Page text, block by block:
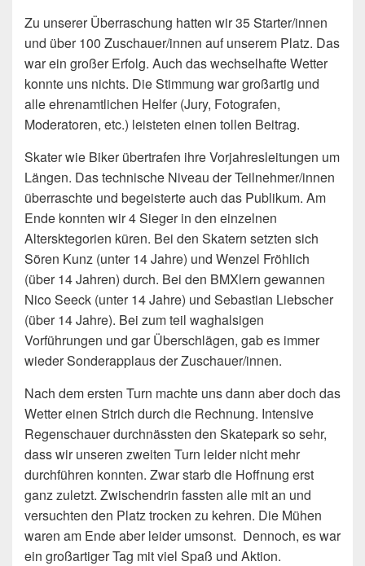
Zu unserer Überraschung hatten wir 35 Starter/innen
und über 100 Zuschauer/innen auf unserem Platz. Das
war ein großer Erfolg. Auch das wechselhafte Wetter
konnte uns nichts. Die Stimmung war großartig und
alle ehrenamtlichen Helfer (Jury, Fotografen,
Moderatoren, etc.) leisteten einen tollen Beitrag.
Skater wie Biker übertrafen ihre Vorjahresleitungen um
Längen. Das technische Niveau der Teilnehmer/innen
überraschte und begeisterte auch das Publikum. Am
Ende konnten wir 4 Sieger in den einzelnen
Altersktegorien küren. Bei den Skatern setzten sich
Sören Kunz (unter 14 Jahre) und Wenzel Fröhlich
(über 14 Jahren) durch. Bei den BMXlern gewannen
Nico Seeck (unter 14 Jahre) und Sebastian Liebscher
(über 14 Jahre). Bei zum teil waghalsigen
Vorführungen und gar Überschlägen, gab es immer
wieder Sonderapplaus der Zuschauer/innen.
Nach dem ersten Turn machte uns dann aber doch das
Wetter einen Strich durch die Rechnung. Intensive
Regenschauer durchnässten den Skatepark so sehr,
dass wir unseren zweiten Turn leider nicht mehr
durchführen konnten. Zwar starb die Hoffnung erst
ganz zuletzt. Zwischendrin fassten alle mit an und
versuchten den Platz trocken zu kehren. Die Mühen
waren am Ende aber leider umsonst. Dennoch, es war
ein großartiger Tag mit viel Spaß und Aktion.